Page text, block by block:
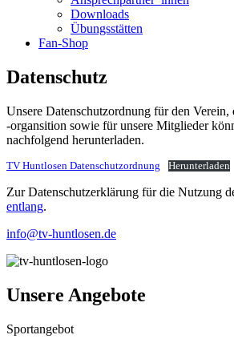
Downloads
Übungsstätten
Fan-Shop
Datenschutz
Unsere Datenschutzordnung für den Verein,
-organsition sowie für unsere Mitglieder
nachfolgend herunterladen.
TV Huntlosen Datenschutzordnung Herunterladen
Zur Datenschutzerklärung für die Nutzung
entlang.
info@tv-huntlosen.de
Unsere Angebote
Sportangebot